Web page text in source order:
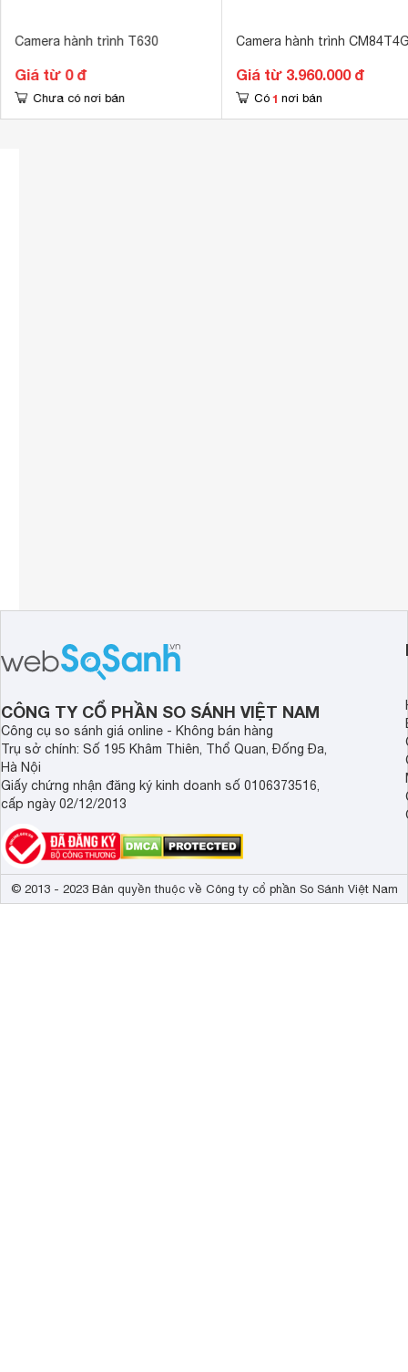
Camera hành trình T630
Giá từ 0 đ
Chưa có nơi bán
Camera hành trình
Giá từ 3.960.000 đ
Có 1 nơi bán
CÔNG TY CỔ PHẦN SO SÁNH VIỆT NAM
Công cụ so sánh giá online - Không bán hàng
Trụ sở chính: Số 195 Khâm Thiên, Thổ Quan, Đống Đa,
Hà Nội
Giấy chứng nhận đăng ký kinh doanh số 0106373516,
cấp ngày 02/12/2013
© 2013 - 2023 Bản quyền thuộc về Công ty cổ phần So Sánh Việt Nam